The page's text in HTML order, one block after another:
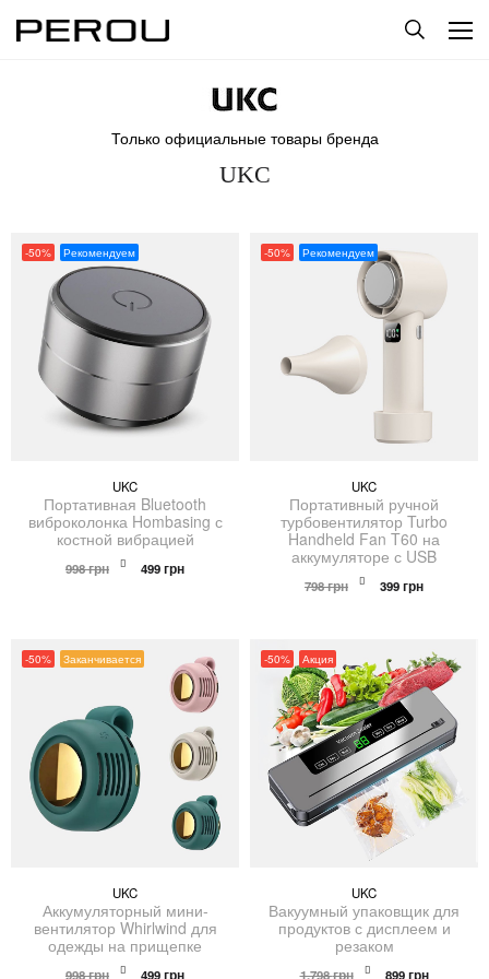
Только официальные товары бренда
UKC
-50% Рекомендуем
UKC
Портативная Bluetooth
виброколонка Hombasing с
костной вибрацией
998грн
Первоначальная
цена
499грнТекущая
-50% Рекомендуем
UKC
Портативный ручной
турбовентилятор Turbo
Handheld Fan T60 на
аккумуляторе с USB
798грн
Первоначальная
цена
399грнТекущая
-50% Заканчивается
UKC
Аккумуляторный мини-
вентилятор Whirlwind для
одежды на прищепке
998грн
Первоначальная
499грнТекущая
-50% Акция
UKC
Вакуумный упаковщик для
продуктов с дисплеем и
резаком
1,798грн
Первоначальная
899грнТекущая